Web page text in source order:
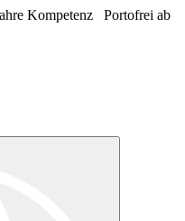
Kompetenz
Portofrei ab